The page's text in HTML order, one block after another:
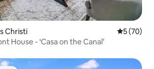
Christi
5 (70)
House - ‘Casa on the Canal’